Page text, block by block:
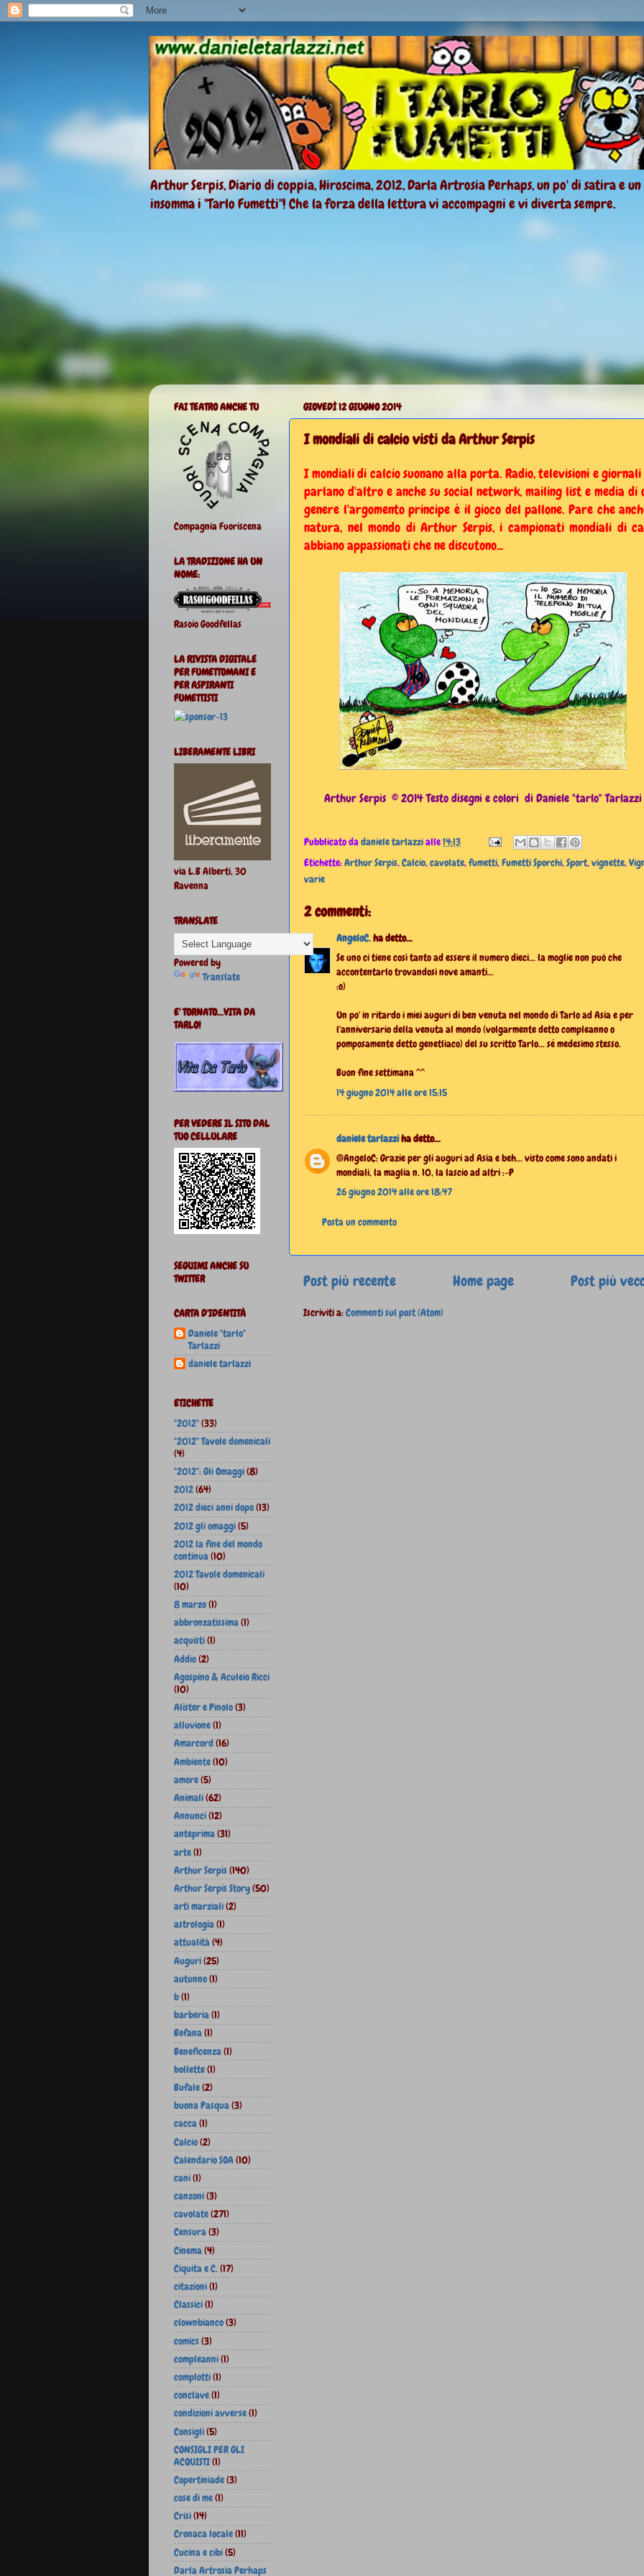
Arthur Serpis, Diario di coppia, Hiroscima, 2012, Darla Artrosia Perhaps, un po' di satira e
insomma i "Tarlo Fumetti"! Che la forza della lettura vi accompagni e vi diverta sempre.
GIOVEDÌ 12 GIUGNO 2014
I mondiali di calcio visti da Arthur Serpis
I mondiali di calcio suonano alla porta. Radio, televisioni e giornali
parlano d'altro e anche su social network, mailing list e media di
genere l'argomento principe è il gioco del pallone. Pare che
natura, nel mondo di Arthur Serpis, i campionati mondiali di
abbiano appassionati che ne discutono...
Arthur Serpis © 2014 Testo disegni e colori di Daniele "tarlo" Tarlazzi
Pubblicato dadaniele tarlazzialle14:13
Etichette:Arthur Serpis,Calcio,cavolate,fumetti,Fumetti Sporchi,Sport,vignette,
varie
2 commenti:
AngeloC.ha detto...
Se uno ci tiene così tanto ad essere il numero dieci... la moglie non può che
accontentarlo trovandosi nove amanti...
:o)
Un po' in ritardo i miei auguri di ben venuta nel mondo di Tarlo ad Asia e per
l'anniversario della venuta al mondo (volgarmente detto compleanno o
pomposamente detto genetliaco) del su scritto Tarlo... sé medesimo stesso.
Buon fine settimana ^^
14 giugno 2014 alle ore 15:15
daniele tarlazziha detto...
@AngeloC: Grazie per gli auguri ad Asia e beh... visto come sono andati i
mondiali, la maglia n. 10, la lascio ad altri :-P
26 giugno 2014 alle ore 18:47
Posta un commento
Post più recente Post più
Home page
Iscriviti a:Commenti sul post (Atom)
FAI TEATRO ANCHE TU
Compagnia Fuoriscena
LA TRADIZIONE HA UN
NOME:
Rasoio Goodfellas
LA RIVISTA DIGITALE
PER FUMETTOMANI E
PER ASPIRANTI
FUMETTISTI
LIBERAMENTE LIBRI
via L.B Alberti, 30
Ravenna
TRANSLATE
Powered by
Translate
E' TORNATO...VITA DA
TARLO!
PER VEDERE IL SITO DAL
TUO CELLULARE
SEGUIMI ANCHE SU
TWITTER
CARTA D'IDENTITÀ
Daniele "tarlo"
Tarlazzi
daniele tarlazzi
ETICHETTE
"2012"(33)
"2012" Tavole domenicali
(4)
"2012": Gli Omaggi(8)
2012(64)
2012 dieci anni dopo(13)
2012 gli omaggi(5)
2012 la fine del mondo
continua(10)
2012 Tavole domenicali
(10)
8 marzo(1)
abbronzatissima(1)
acquisti(1)
Addio(2)
Agospino & Aculeio Ricci
(10)
Alister e Pinolo(3)
alluvione(1)
Amarcord(16)
Ambiente(10)
amore(5)
Animali(62)
Annunci(12)
anteprima(31)
arte(1)
Arthur Serpis(140)
Arthur Serpis Story(50)
arti marziali(2)
astrologia(1)
attualità(4)
Auguri(25)
autunno(1)
b(1)
barberia(1)
Befana(1)
Beneficenza(1)
bollette(1)
Bufale(2)
buona Pasqua(3)
cacca(1)
Calcio(2)
Calendario SOA(10)
cani(1)
canzoni(3)
cavolate(271)
Censura(3)
Cinema(4)
Ciquita e C.(17)
citazioni(1)
Classici(1)
clownbianco(3)
comics(3)
compleanni(1)
complotti(1)
conclave(1)
condizioni avverse(1)
Consigli(5)
CONSIGLI PER GLI
ACQUISTI(1)
Copertiniade(3)
cose di me(1)
Crisi(14)
Cronaca locale(11)
Cucina e cibi(5)
Darla Artrosia Perhaps